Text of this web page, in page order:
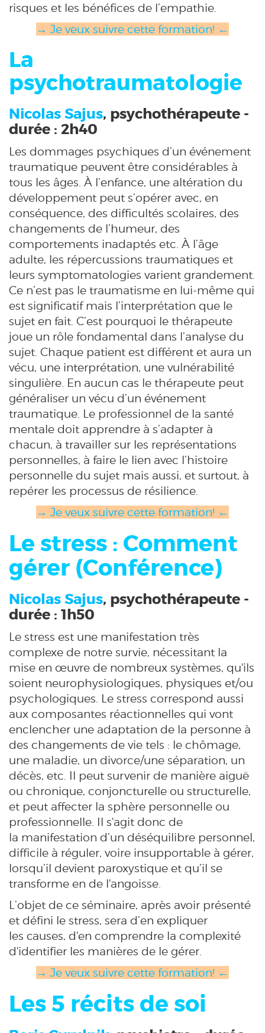
risques et les bénéfices de l’empathie.
→ Je veux suivre cette formation! ←
La
psychotraumatologie
Nicolas Sajus, psychothérapeute -
durée : 2h40
Les dommages psychiques d’un événement
traumatique peuvent être considérables à
tous les âges. À l’enfance, une altération du
développement peut s’opérer avec, en
conséquence, des difficultés scolaires, des
changements de l’humeur, des
comportements inadaptés etc. À l’âge
adulte, les répercussions traumatiques et
leurs symptomatologies varient grandement.
Ce n’est pas le traumatisme en lui-même qui
est significatif mais l’interprétation que le
sujet en fait. C’est pourquoi le thérapeute
joue un rôle fondamental dans l’analyse du
sujet. Chaque patient est différent et aura un
vécu, une interprétation, une vulnérabilité
singulière. En aucun cas le thérapeute peut
généraliser un vécu d’un événement
traumatique. Le professionnel de la santé
mentale doit apprendre à s’adapter à
chacun, à travailler sur les représentations
personnelles, à faire le lien avec l’histoire
personnelle du sujet mais aussi, et surtout, à
repérer les processus de résilience.
→ Je veux suivre cette formation! ←
Le stress : Comment
gérer (Conférence)
Nicolas Sajus, psychothérapeute -
durée : 1h50
Le stress est une manifestation très
complexe de notre survie, nécessitant la
mise en œuvre de nombreux systèmes, qu'ils
soient neurophysiologiques, physiques et/ou
psychologiques. Le stress correspond aussi
aux composantes réactionnelles qui vont
enclencher une adaptation de la personne à
des changements de vie tels : le chômage,
une maladie, un divorce/une séparation, un
décès, etc. Il peut survenir de manière aiguë
ou chronique, conjoncturelle ou structurelle,
et peut affecter la sphère personnelle ou
professionnelle. Il s'agit donc de
la manifestation d’un déséquilibre personnel,
difficile à réguler, voire insupportable à gérer,
lorsqu’il devient paroxystique et qu’il se
transforme en de l'angoisse.
L’objet de ce séminaire, après avoir présenté
et défini le stress, sera d’en expliquer
les causes, d'en comprendre la complexité
d'identifier les manières de le gérer.
→ Je veux suivre cette formation! ←
Les 5 récits de soi